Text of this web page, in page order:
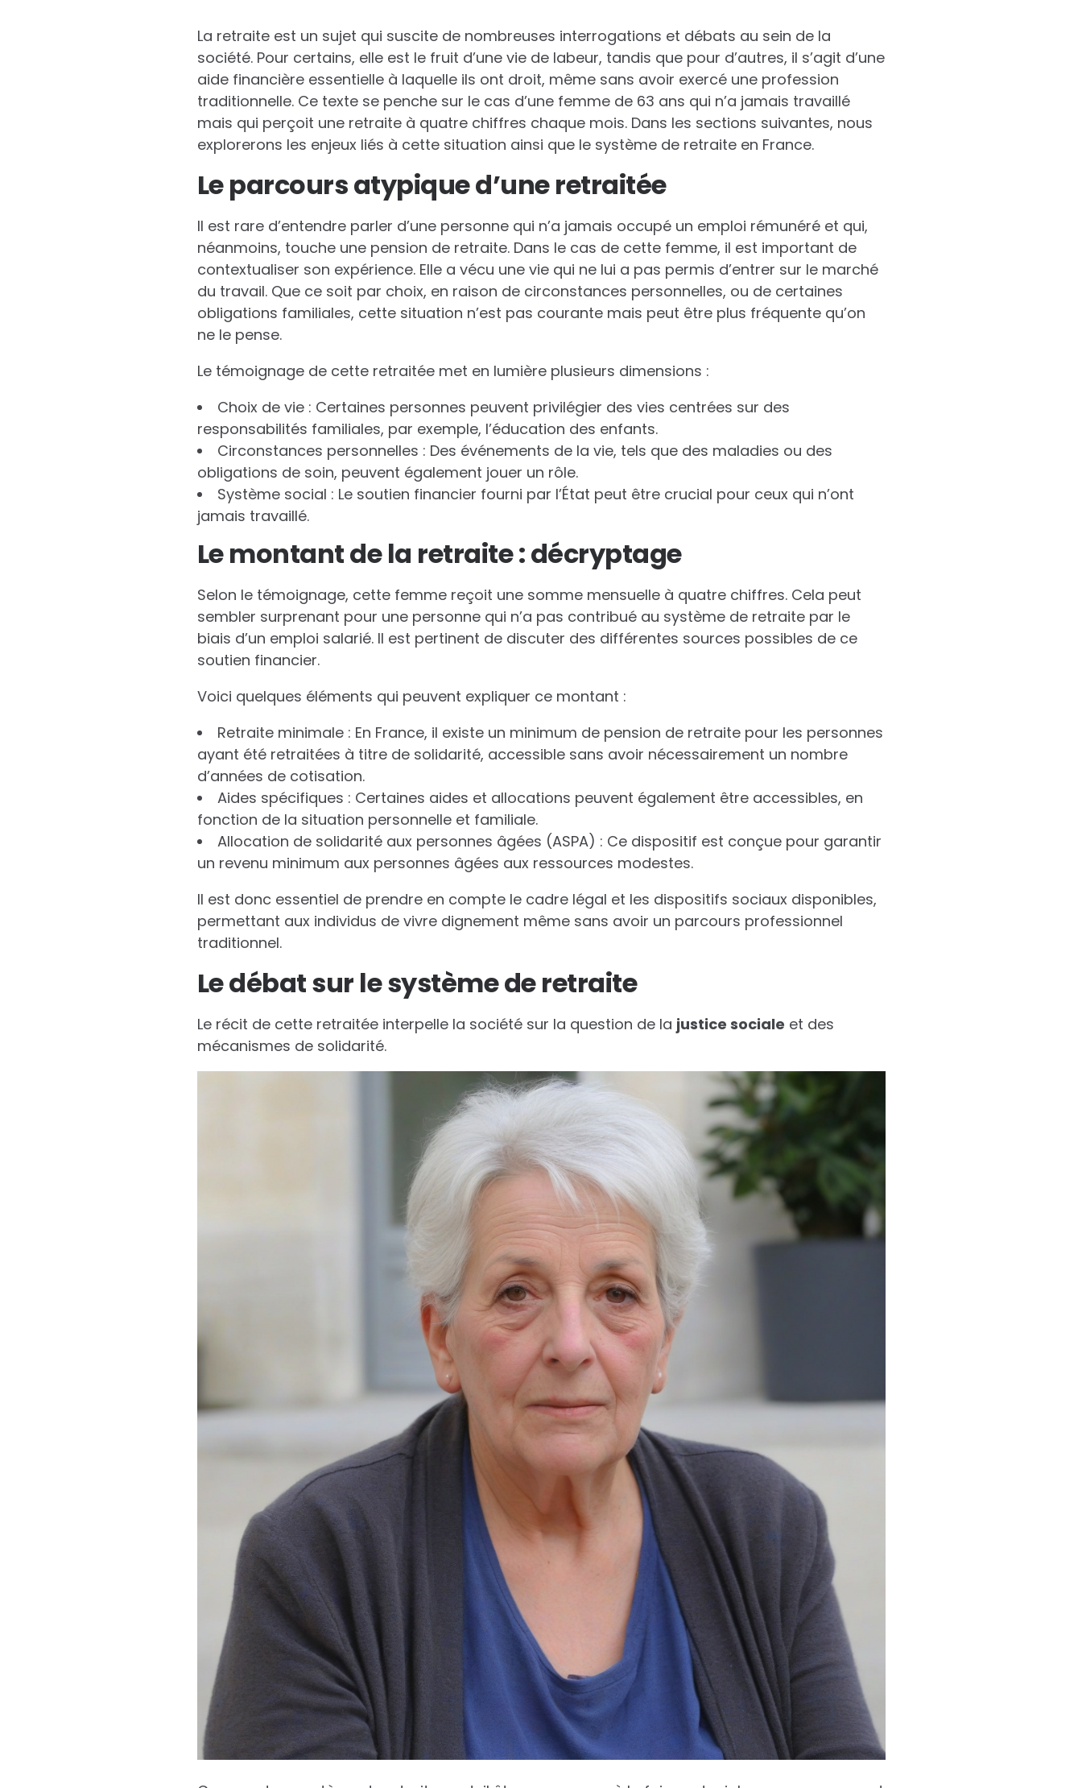
La retraite est un sujet qui suscite de nombreuses interrogations et débats au sein de la
société. Pour certains, elle est le fruit d’une vie de labeur, tandis que pour d’autres, il s’agit d’une
aide financière essentielle à laquelle ils ont droit, même sans avoir exercé une profession
traditionnelle. Ce texte se penche sur le cas d’une femme de 63 ans qui n’a jamais travaillé
mais qui perçoit une retraite à quatre chiffres chaque mois. Dans les sections suivantes, nous
explorerons les enjeux liés à cette situation ainsi que le système de retraite en France.
Le parcours atypique d’une retraitée
Il est rare d’entendre parler d’une personne qui n’a jamais occupé un emploi rémunéré et qui,
néanmoins, touche une pension de retraite. Dans le cas de cette femme, il est important de
contextualiser son expérience. Elle a vécu une vie qui ne lui a pas permis d’entrer sur le marché
du travail. Que ce soit par choix, en raison de circonstances personnelles, ou de certaines
obligations familiales, cette situation n’est pas courante mais peut être plus fréquente qu’on
ne le pense.
Le témoignage de cette retraitée met en lumière plusieurs dimensions :
Choix de vie : Certaines personnes peuvent privilégier des vies centrées sur des
responsabilités familiales, par exemple, l’éducation des enfants.
Circonstances personnelles : Des événements de la vie, tels que des maladies ou des
obligations de soin, peuvent également jouer un rôle.
Système social : Le soutien financier fourni par l’État peut être crucial pour ceux qui n’ont
jamais travaillé.
Le montant de la retraite : décryptage
Selon le témoignage, cette femme reçoit une somme mensuelle à quatre chiffres. Cela peut
sembler surprenant pour une personne qui n’a pas contribué au système de retraite par le
biais d’un emploi salarié. Il est pertinent de discuter des différentes sources possibles de ce
soutien financier.
Voici quelques éléments qui peuvent expliquer ce montant :
Retraite minimale : En France, il existe un minimum de pension de retraite pour les personnes
ayant été retraitées à titre de solidarité, accessible sans avoir nécessairement un nombre
d’années de cotisation.
Aides spécifiques : Certaines aides et allocations peuvent également être accessibles, en
fonction de la situation personnelle et familiale.
Allocation de solidarité aux personnes âgées (ASPA) : Ce dispositif est conçue pour garantir
un revenu minimum aux personnes âgées aux ressources modestes.
Il est donc essentiel de prendre en compte le cadre légal et les dispositifs sociaux disponibles,
permettant aux individus de vivre dignement même sans avoir un parcours professionnel
traditionnel.
Le débat sur le système de retraite
Le récit de cette retraitée interpelle la société sur la question de la justice sociale et des
mécanismes de solidarité.